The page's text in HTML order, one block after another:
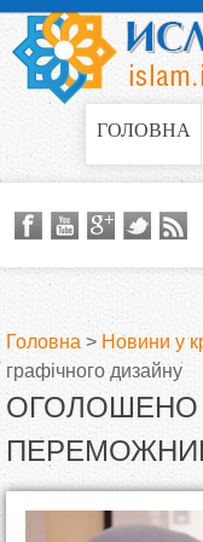
ГОЛОВНА
В
и
є
Головна > Новини у
графічного дизайну
ОГОЛОШЕНО